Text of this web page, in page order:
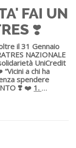
FAI UN
❣️
il 31 Gennaio
NAZIONALE
UniCredit
“Vicini a chi ha
spendere
❣️ ❤️ 1. ...